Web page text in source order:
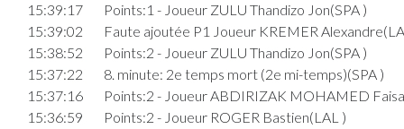
15:39:17
Points:1 - Joueur ZULU Thandizo Jon(SPA )
15:39:02
Faute ajoutée P1 Joueur KREMER
15:38:52
Points:2 - Joueur ZULU Thandizo Jon(SPA )
15:37:22
8. minute: 2e temps mort (2e mi-temps)(SPA )
15:37:16
Points:2 - Joueur ABDIRIZAK MOHAMED
15:36:59
Points:2 - Joueur ROGER Bastien(LAL )